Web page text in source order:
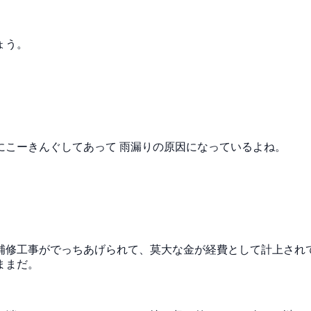
。
こーきんぐしてあって 雨漏りの原因になっているよね。
工事がでっちあげられて、莫大な金が経費として計上さ
だ。